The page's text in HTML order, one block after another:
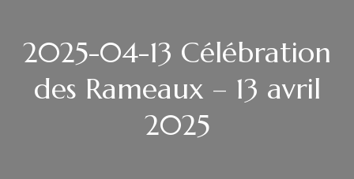
2025-04-13 Célébration
des Rameaux – 13 avril
2025